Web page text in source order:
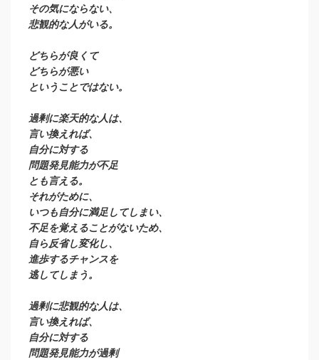
その気にならない、
悲観的な人がいる。
どちらが良くて
どちらが悪い
ということではない。
過剰に楽天的な人は、
言い換えれば、
自分に対する
問題発見能力が不足
とも言える。
それがために、
いつも自分に満足してしまい、
不足を覚えることがないため、
自ら反省し変化し、
進歩するチャンスを
逃してしまう。
過剰に悲観的な人は、
言い換えれば、
自分に対する
問題発見能力が過剰